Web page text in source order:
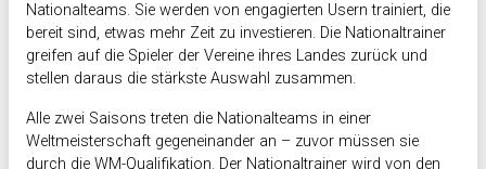
Nationalteams. Sie werden von engagierten Usern trainiert, die
bereit sind, etwas mehr Zeit zu investieren. Die Nationaltrainer
greifen auf die Spieler der Vereine ihres Landes zurück und
stellen daraus die stärkste Auswahl zusammen.
Alle zwei Saisons treten die Nationalteams in einer
Weltmeisterschaft gegeneinander an – zuvor müssen sie
durch die WM-Qualifikation. Der Nationaltrainer wird von den